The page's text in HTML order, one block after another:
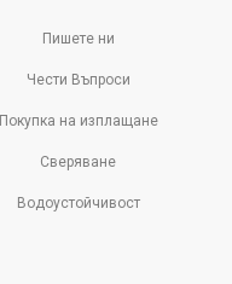
Пишете ни
Чести Въпроси
Покупка на изплащане
Сверяване
Водоустойчивост